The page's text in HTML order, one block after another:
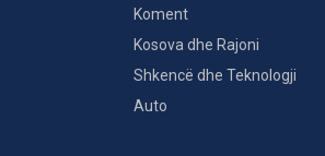
Koment
Kosova dhe Rajoni
Shkencë dhe Teknologji
Auto